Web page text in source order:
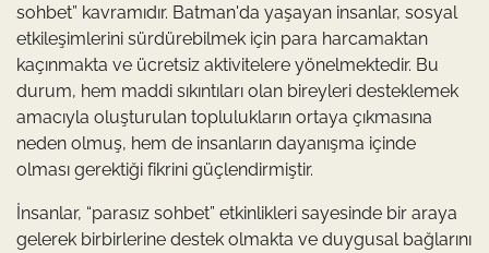
sohbet” kavramıdır. Batman'da yaşayan insanlar, sosyal
etkileşimlerini sürdürebilmek için para harcamaktan
kaçınmakta ve ücretsiz aktivitelere yönelmektedir. Bu
durum, hem maddi sıkıntıları olan bireyleri desteklemek
amacıyla oluşturulan toplulukların ortaya çıkmasına
neden olmuş, hem de insanların dayanışma içinde
olması gerektiği fikrini güçlendirmiştir.
İnsanlar, “parasız sohbet” etkinlikleri sayesinde bir araya
gelerek birbirlerine destek olmakta ve duygusal bağlarını